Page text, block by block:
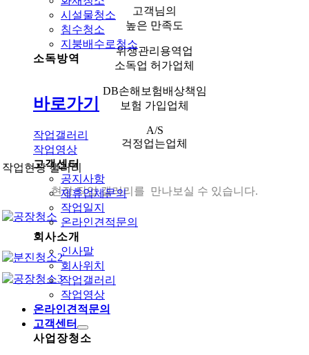
시설물청소
침수청소
지붕배수로청소
소독방역
바로가기
작업갤러리
작업영상
고객센터
공지사항
제휴업체문의
작업일지
온라인견적문의
회사소개
인사말
회사위치
작업갤러리
작업영상
온라인견적문의
고객센터
사업장청소
고객님의
높은 만족도
위생관리용역업
소독업 허가업체
DB손해보험배상책임
보험 가입업체
A/S
걱정업는업체
작업현장 갤러리
현장 작업 갤러리를 만나보실 수 있습니다.